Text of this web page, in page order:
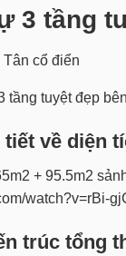
3 tầng
cổ điển
về diện
+ 95.5m2
watch?v=rBi-
trúc tổng